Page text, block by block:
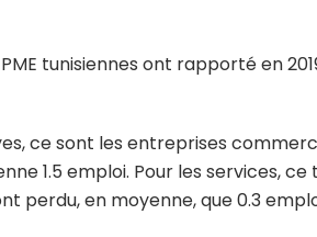
tunisiennes ont rapporté en
ce sont les entreprises
1.5 emploi. Pour les services,
perdu, en moyenne, que 0.3